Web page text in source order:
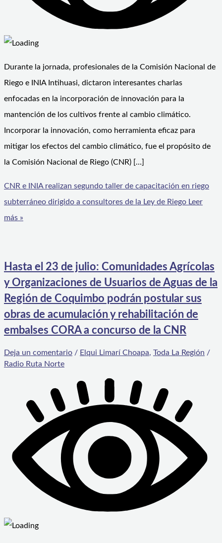
Durante la jornada, profesionales de la Comisión Nacional de
Riego e INIA Intihuasi, dictaron interesantes charlas
enfocadas en la incorporación de innovación para la
mantención de los cultivos frente al cambio climático.
Incorporar la innovación, como herramienta eficaz para
mitigar los efectos del cambio climático, fue el propósito de
la Comisión Nacional de Riego (CNR) […]
CNR e INIA realizan segundo taller de capacitación en riego
subterráneo dirigido a consultores de la Ley de Riego Leer
más »
Hasta el 23 de julio: Comunidades Agrícolas
y Organizaciones de Usuarios de Aguas de la
Región de Coquimbo podrán postular sus
obras de acumulación y rehabilitación de
embalses CORA a concurso de la CNR
Deja un comentario / Elqui Limarí Choapa, Toda La Región /
Radio Ruta Norte